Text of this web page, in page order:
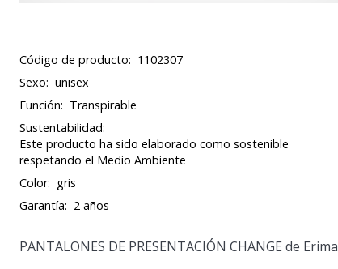
Código de producto: 1102307
Sexo: unisex
Función: Transpirable
Sustentabilidad:
Este producto ha sido elaborado como sostenible
respetando el Medio Ambiente
Color: gris
Garantía: 2 años
PANTALONES DE PRESENTACIÓN CHANGE de Erima